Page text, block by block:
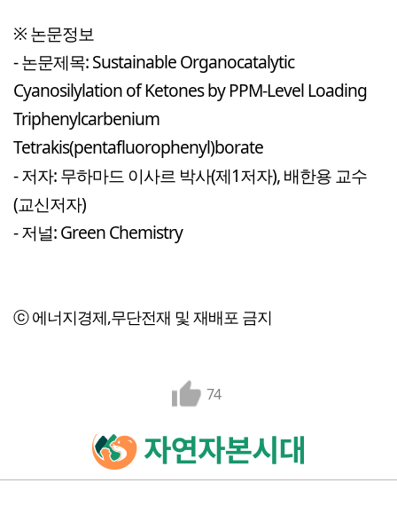
※ 논문정보
- 논문제목: Sustainable Organocatalytic
Cyanosilylation of Ketones by PPM-Level Loading
Triphenylcarbenium
Tetrakis(pentafluorophenyl)borate
- 저자: 무하마드 이사르 박사(제1저자), 배한용 교수
(교신저자)
- 저널: Green Chemistry
ⓒ 에너지경제,무단전재 및 재배포 금지
74